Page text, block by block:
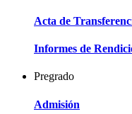
Acta de
Informes de
Pregrado
Admisión